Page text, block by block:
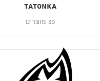
TATONKA
30 מוצרים